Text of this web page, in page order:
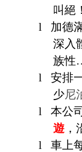
叫絕！
l
加德
深入
族性
l
安排
少尼
l
本公
遊，
l
車上